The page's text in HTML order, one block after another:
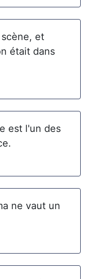
et
était dans
est l'un des
ne vaut un